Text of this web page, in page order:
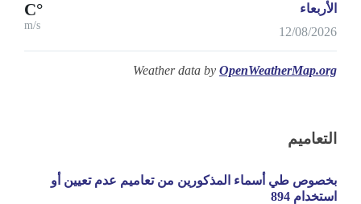
الأربعاء
12/08/2026
°C
m/s
Weather data by OpenWeatherMap.org
التعاميم
بخصوص طي أسماء المذكورين من تعاميم عدم تعيين أو
استخدام 894